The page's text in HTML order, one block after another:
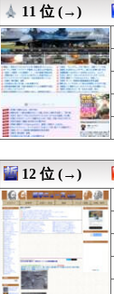
08/09 20:03
08/09 20:02
08/09 20:02
08/09 20:02
08/09 20:01
08/09 20:00
08/09 20:00
08/09 20:00
08/09 20:00
08/09 20:00
08/09 20:00
08/09 20:00
08/09 20:00
08/09 20:00
08/09 20:00
08/09 20:00
08/09 20:00
11 位 (→)
12 位 (→)